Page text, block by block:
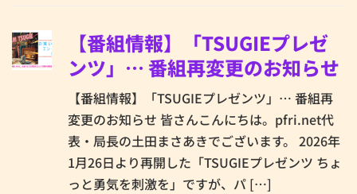
【番組情報】「TSUGIEプレゼ
ンツ」… 番組再変更のお知らせ
【番組情報】「TSUGIEプレゼンツ」… 番組再
変更のお知らせ 皆さんこんにちは。pfri.net代
表・局長の土田まさあきでございます。 2026年
1月26日より再開した「TSUGIEプレゼンツ ちょ
っと勇気を刺激を」ですが、パ […]